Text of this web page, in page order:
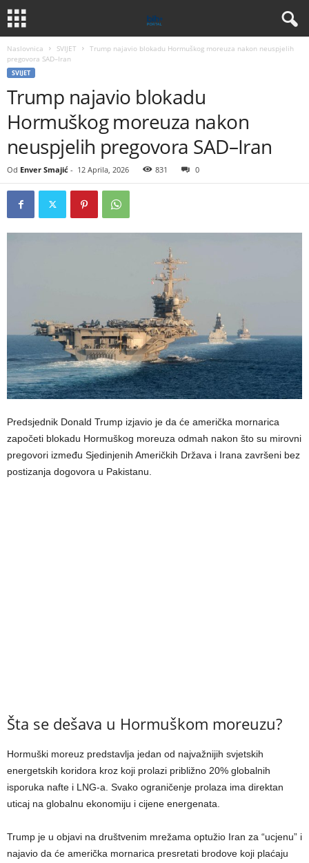
Naslovnica SVIJET
Trump najavio blokadu Hormuškog moreuza nakon neuspjelih
pregovora SAD–Iran
SVIJET
Trump najavio blokadu
Hormuškog moreuza nakon
neuspjelih pregovora SAD–Iran
Od Enver Smajić - 12 Aprila, 2026 831 0
Predsjednik Donald Trump izjavio je da će američka mornarica
započeti blokadu Hormuškog moreuza odmah nakon što su mirovni
pregovori između Sjedinjenih Američkih Država i Irana završeni bez
postizanja dogovora u Pakistanu.
Šta se dešava u Hormuškom moreuzu?
Hormuški moreuz predstavlja jedan od najvažnijih svjetskih
energetskih koridora kroz koji prolazi približno 20% globalnih
isporuka nafte i LNG-a. Svako ograničenje prolaza ima direktan
uticaj na globalnu ekonomiju i cijene energenata.
Trump je u objavi na društvenim mrežama optužio Iran za “ucjenu” i
najavio da će američka mornarica presretati brodove koji plaćaju